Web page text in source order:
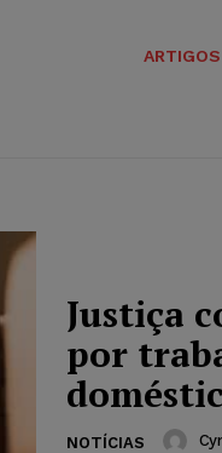
Justiça
por
NOTÍCIAS